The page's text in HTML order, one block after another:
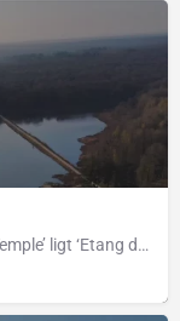
In het Noorden van Frankrijk naast ‘Lac Du Temple’ ligt ‘Etang du Grand Foret’ in het schitterende…